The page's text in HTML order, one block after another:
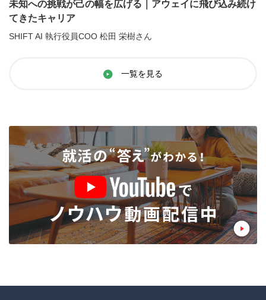
未知への挑戦が己の幅を広げる｜アウェイに飛び込み続け
てきたキャリア
SHIFT AI 執行役員COO 松田 栄樹さん
一覧を見る